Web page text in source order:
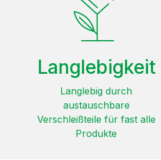
Langlebigkeit
Langlebig durch
austauschbare
Verschleißteile für fast alle
Produkte